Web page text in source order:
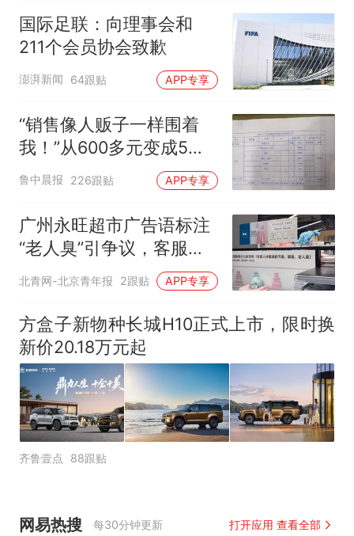
国际足联：向理事会和
211个会员协会致歉
澎湃新闻 64跟贴 APP专享
“销售像人贩子一样围着
我！”从600多元变成5万
元，57岁保洁阿姨做医美
后眼睛肿到流泪、视物模
糊
鲁中晨报 226跟贴 APP专享
广州永旺超市广告语标注
“老人臭”引争议，客服回
应
北青网-北京青年报 2跟贴 APP专享
方盒子新物种长城H10正式上市，限时换
新价20.18万元起
齐鲁壹点 88跟贴
网易热搜 每30分钟更新 打开应用 查看全部